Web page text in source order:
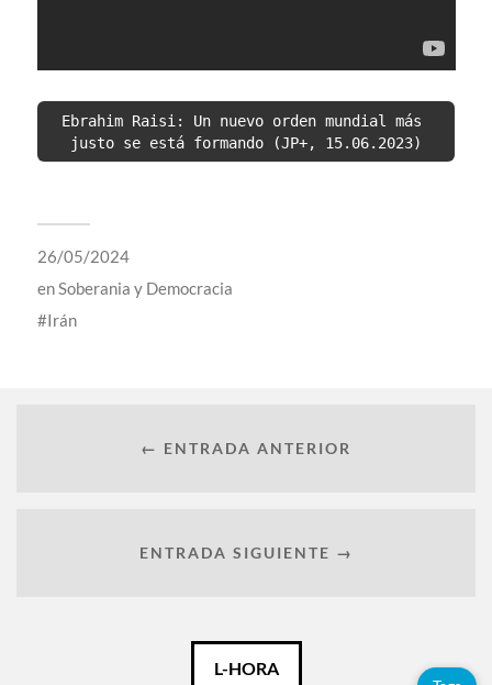
Ebrahim Raisi: Un nuevo orden mundial más
justo se está formando (JP+, 15.06.2023)
26/05/2024
enSoberania y Democracia
Irán
← ENTRADA ANTERIOR
ENTRADA SIGUIENTE →
L-HORA